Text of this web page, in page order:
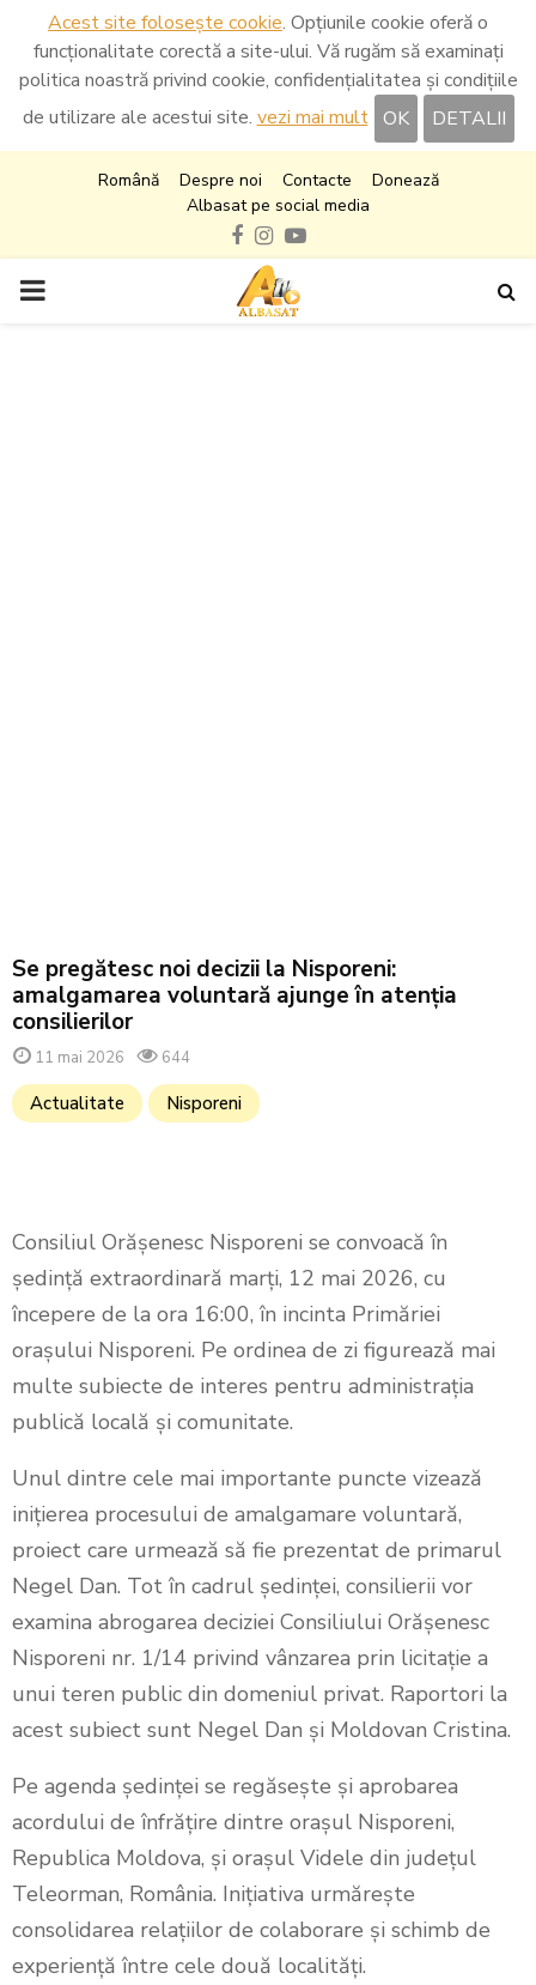
Acest site folosește cookie. Opțiunile cookie oferă o
funcționalitate corectă a site-ului. Vă rugăm să examinați
politica noastră privind cookie, confidențialitatea și condițiile
de utilizare ale acestui site. vezi mai mult OK DETALII
Română Despre noi Contacte
Donează
Albasat pe social media
Facebook
Instagram
Youtube
PRIMARY
Se pregătesc noi decizii la Nisporeni:
amalgamarea voluntară ajunge în atenția
consilierilor
11 mai 2026 644
Actualitate Nisporeni
Consiliul Orășenesc Nisporeni se convoacă în
ședință extraordinară marți, 12 mai 2026, cu
începere de la ora 16:00, în incinta Primăriei
orașului Nisporeni. Pe ordinea de zi figurează mai
multe subiecte de interes pentru administrația
publică locală și comunitate.
Unul dintre cele mai importante puncte vizează
inițierea procesului de amalgamare voluntară,
proiect care urmează să fie prezentat de primarul
Negel Dan. Tot în cadrul ședinței, consilierii vor
examina abrogarea deciziei Consiliului Orășenesc
Nisporeni nr. 1/14 privind vânzarea prin licitație a
unui teren public din domeniul privat. Raportori la
acest subiect sunt Negel Dan și Moldovan Cristina.
Pe agenda ședinței se regăsește și aprobarea
acordului de înfrățire dintre orașul Nisporeni,
Republica Moldova, și orașul Videle din județul
Teleorman, România. Inițiativa urmărește
consolidarea relațiilor de colaborare și schimb de
experiență între cele două localități.